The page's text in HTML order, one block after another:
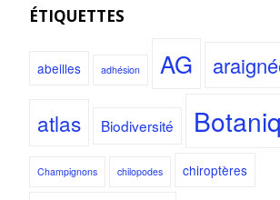
ÉTIQUETTES
abeilles adhésion AG
atlas Biodiversité
Champignons chilopodes chiroptères